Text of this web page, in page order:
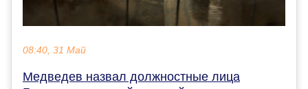
08:40, 31 Май
Медведев назвал должностные лица